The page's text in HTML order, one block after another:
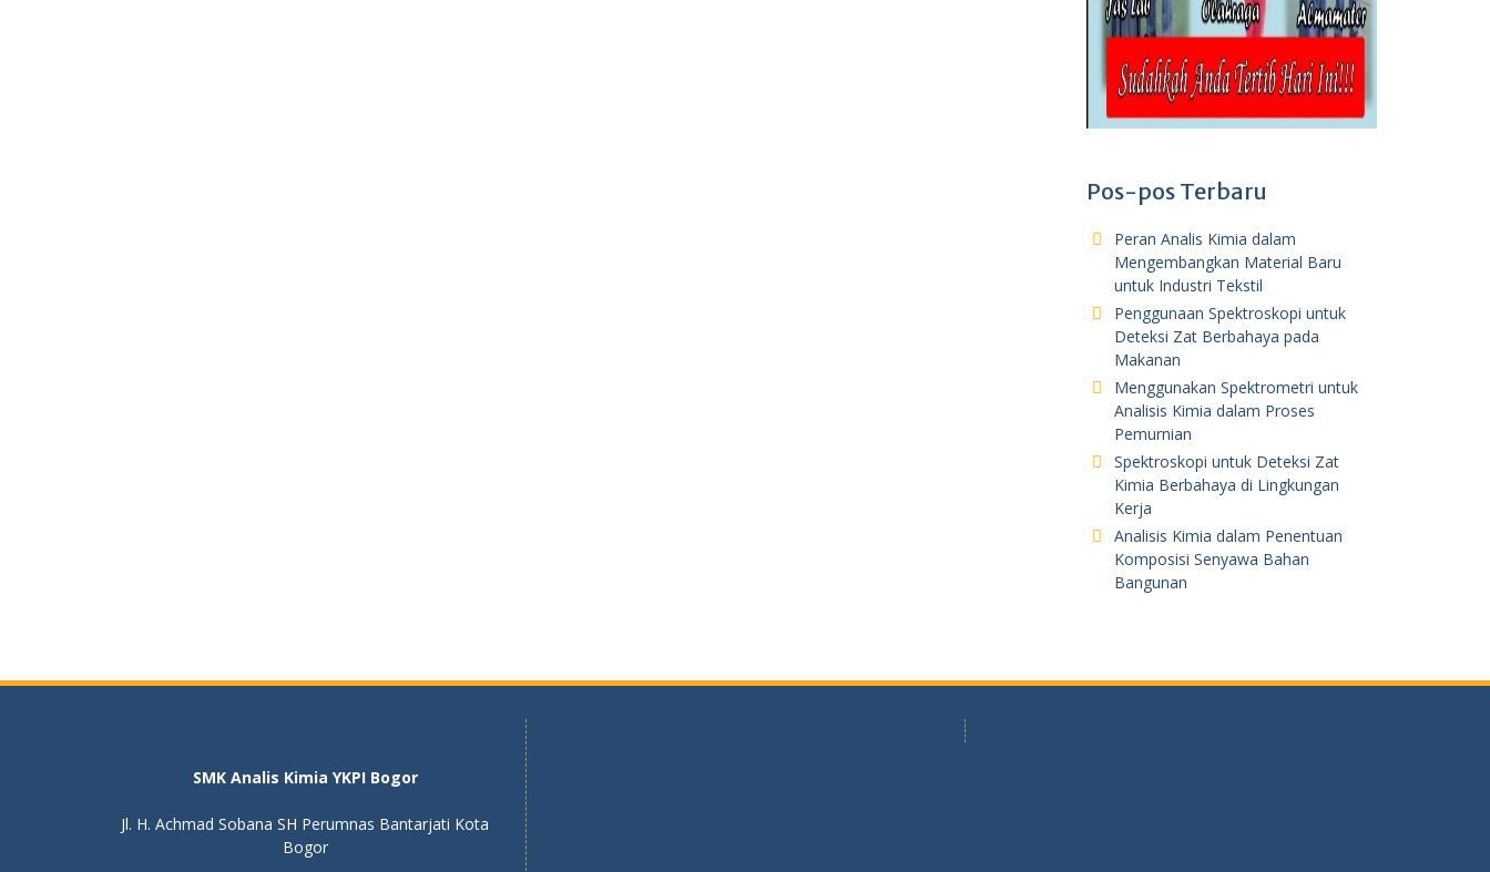
Pos-pos Terbaru
Peran Analis Kimia dalam
Mengembangkan Material Baru
untuk Industri Tekstil
Penggunaan Spektroskopi untuk
Deteksi Zat Berbahaya pada
Makanan
Menggunakan Spektrometri untuk
Analisis Kimia dalam Proses
Pemurnian
Spektroskopi untuk Deteksi Zat
Kimia Berbahaya di Lingkungan
Kerja
Analisis Kimia dalam Penentuan
Komposisi Senyawa Bahan
Bangunan
SMK Analis Kimia YKPI Bogor
Jl. H. Achmad Sobana SH Perumnas Bantarjati Kota
Bogor